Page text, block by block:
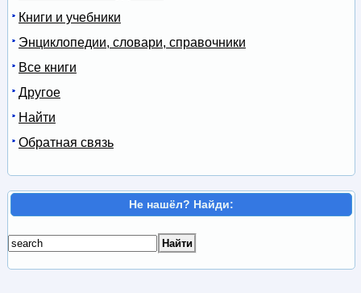
Книги и учебники
Энциклопедии, словари, справочники
Все книги
Другое
Найти
Обратная связь
Не нашёл? Найди: